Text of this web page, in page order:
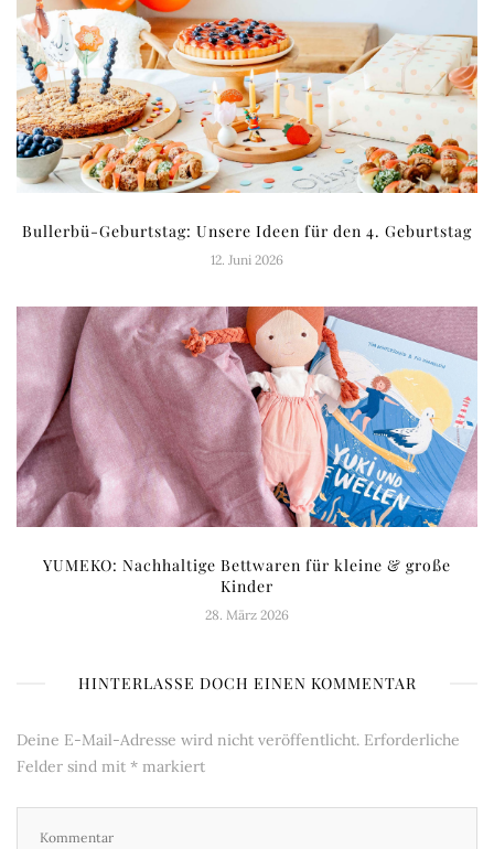
Bullerbü-Geburtstag: Unsere Ideen für den 4. Geburtstag
12. Juni 2026
YUMEKO: Nachhaltige Bettwaren für kleine & große
Kinder
28. März 2026
HINTERLASSE DOCH EINEN KOMMENTAR
Deine E-Mail-Adresse wird nicht veröffentlicht. Erforderliche
Felder sind mit * markiert